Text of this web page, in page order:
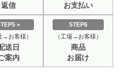
返信
お支払い
»
→お客様）
送日
案内
STEP6
（工場→お客様）
商品
お届け